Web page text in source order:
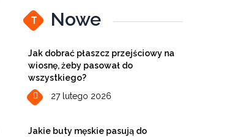
T Nowe
Jak dobrać płaszcz przejściowy na
wiosnę, żeby pasował do
wszystkiego?
27 lutego 2026
Jakie buty męskie pasują do